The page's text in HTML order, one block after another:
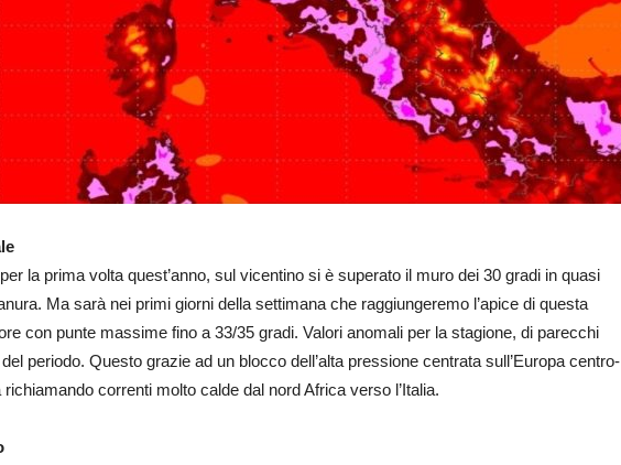
la prima volta quest’anno, sul vicentino si è superato il muro dei 30 gradi in quasi
Ma sarà nei primi giorni della settimana che raggiungeremo l’apice di questa
con punte massime fino a 33/35 gradi. Valori anomali per la stagione, di parecchi
periodo. Questo grazie ad un blocco dell’alta pressione centrata sull’Europa centro-
correnti molto calde dal nord Africa verso l’Italia.